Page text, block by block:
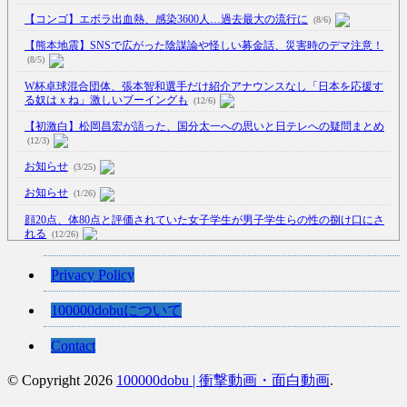
【コンゴ】エボラ出血熱、感染3600人…過去最大の流行に (8/6)
【熊本地震】SNSで広がった陰謀論や怪しい募金話、災害時のデマ注意！
(8/5)
W杯卓球混合団体、張本智和選手だけ紹介アナウンスなし「日本を応援す
る奴はｘね」激しいブーイングも
(12/6)
【初激白】松岡昌宏が語った、国分太一への思いと日テレへの疑問まとめ
(12/3)
お知らせ (3/25)
お知らせ (1/26)
顔20点、体80点と評価されていた女子学生が男子学生らの性の捌け口にさ
れる
(12/26)
【中国】処理水の問題化狙うも不発？ASEAN関連会合で賛同広がらず
(7/13)
【韓国】54.1％「IAEA報告書を信用しない」
Privacy Policy
100000dobuについて
Contact
© Copyright 2026 100000dobu | 衝撃動画・面白動画.